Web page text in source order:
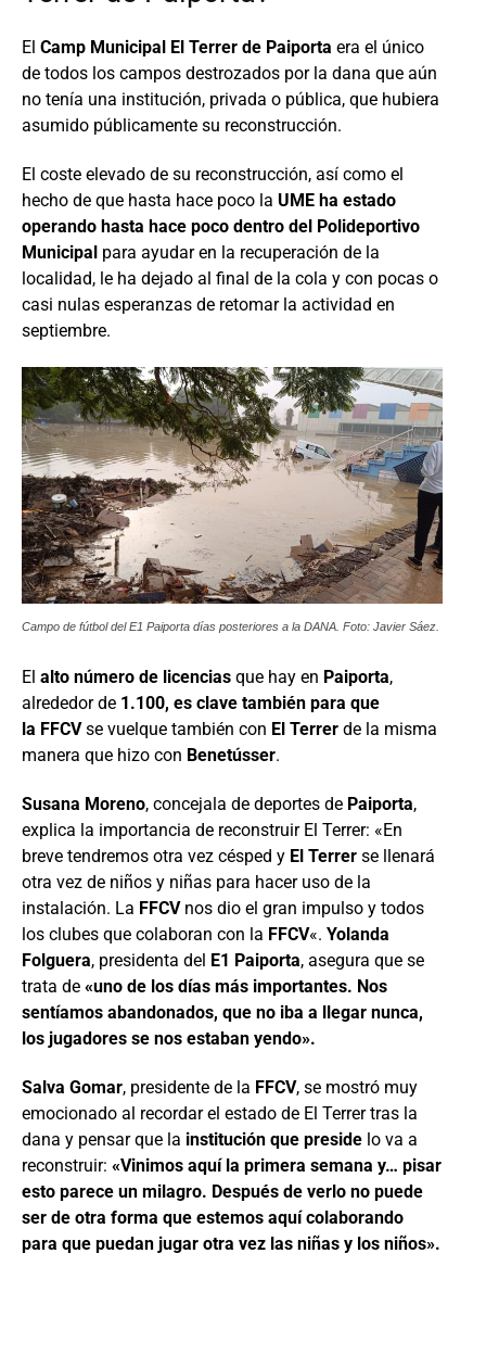
El Camp Municipal El Terrer de Paiporta era el único
de todos los campos destrozados por la dana que aún
no tenía una institución, privada o pública, que hubiera
asumido públicamente su reconstrucción.
El coste elevado de su reconstrucción, así como el
hecho de que hasta hace poco la UME ha estado
operando hasta hace poco dentro del Polideportivo
Municipal para ayudar en la recuperación de la
localidad, le ha dejado al final de la cola y con pocas o
casi nulas esperanzas de retomar la actividad en
septiembre.
Campo de fútbol del E1 Paiporta días posteriores a la DANA. Foto: Javier Sáez.
El alto número de licencias que hay en Paiporta,
alrededor de 1.100, es clave también para que
la FFCVse vuelque también con El Terrer de la misma
manera que hizo con Benetússer.
Susana Moreno, concejala de deportes de Paiporta,
explica la importancia de reconstruir El Terrer: «En
breve tendremos otra vez césped y El Terrer se llenará
otra vez de niños y niñas para hacer uso de la
instalación. La FFCVnos dio el gran impulso y todos
los clubes que colaboran con la FFCV«. Yolanda
Folguera, presidenta del E1 Paiporta, asegura que se
trata de «uno de los días más importantes. Nos
sentíamos abandonados, que no iba a llegar nunca,
los jugadores se nos estaban yendo».
Salva Gomar, presidente de la FFCV, se mostró muy
emocionado al recordar el estado de El Terrer tras la
dana y pensar que la institución que preside lo va a
reconstruir: «Vinimos aquí la primera semana y… pisar
esto parece un milagro. Después de verlo no puede
ser de otra forma que estemos aquí colaborando
para que puedan jugar otra vez las niñas y los niños».